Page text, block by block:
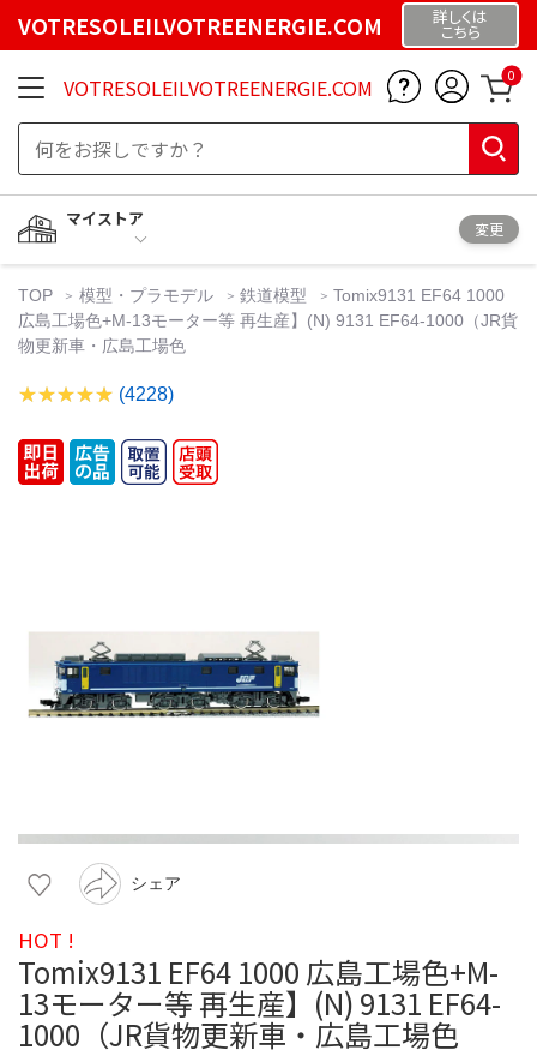
VOTRESOLEILVOTREENERGIE.COM 詳しくは
こちら
VOTRESOLEILVOTREENERGIE.COM 0
マイストア
変更
TOP 模型・プラモデル 鉄道模型
Tomix9131 EF64 1000
広島工場色+M-13モーター等 再生産】(N) 9131 EF64-1000（JR貨
物更新車・広島工場色
(4228)
シェア
HOT !
Tomix9131 EF64 1000 広島工場色+M-
13モーター等 再生産】(N) 9131 EF64-
1000（JR貨物更新車・広島工場色